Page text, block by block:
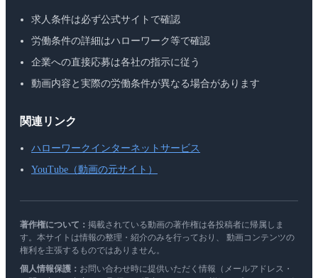
求人条件は必ず公式サイトで確認
労働条件の詳細はハローワーク等で確認
企業への直接応募は各社の指示に従う
動画内容と実際の労働条件が異なる場合があります
関連リンク
ハローワークインターネットサービス
YouTube（動画の元サイト）
著作権について： 掲載されている動画の著作権は各投稿者に帰属しま
す。本サイトは情報の整理・紹介のみを行っており、 動画コンテンツの
権利を主張するものではありません。
個人情報保護： お問い合わせ時に提供いただく情報（メールアドレス・